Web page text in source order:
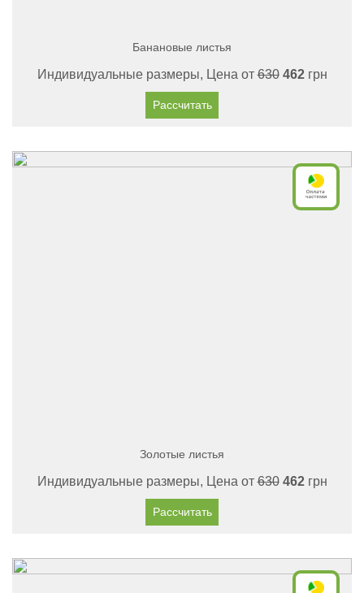
Банановые листья
Индивидуальные размеры, Цена от630 462грн
Рассчитать
Золотые листья
Индивидуальные размеры, Цена от630 462грн
Рассчитать